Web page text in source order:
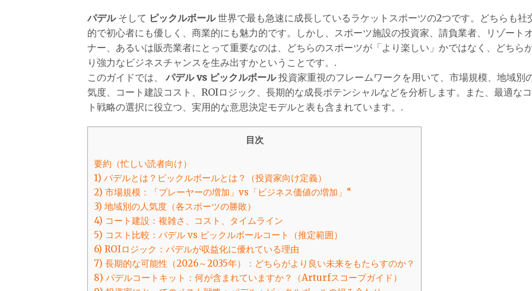
パデルそして ピックルボール世界で最も急速に成長しているラケットスポーツの2つです。どちらも社
的で初心者にも優しく、商業的にも魅力的です。しかし、スポーツ施設の投資家、請負業者、リゾート
ナー、あるいは販売業者にとって重要なのは、どちらのスポーツが「より楽しい」かではなく、どちら
り強力なビジネスチャンスを生み出すかということです。.
このガイドでは、 パデル vs ピックルボール投資家重視のフレームワークを用いて、市場規模、地域別
気度、コート建設コスト、ROIロジック、長期的な成長ポテンシャルなどを分析します。また、最適な
ト戦略の選択に役立つ、実用的な意思決定モデルと表も含まれています。.
目次
要約（忙しい読者向け）
1) パデルとは？ピックルボールとは？（投資家向け定義）
2) 市場規模：「プレーヤーの増加」vs「ビジネス価値の増加」“
3) 地域別の人気度（各スポーツの勝敗）
4) コート建設：複雑さ、コスト、タイムライン
5) コスト比較：パデル vs ピックルボールコート（推定範囲）
6) ROIロジック：パデルが収益化に優れている理由
7) 長期的な可能性（2026～2035年）：どちらがより良い未来をもたらすのか？
8) パデルコートキット：何が含まれていますか？（Arturfスコープガイド）